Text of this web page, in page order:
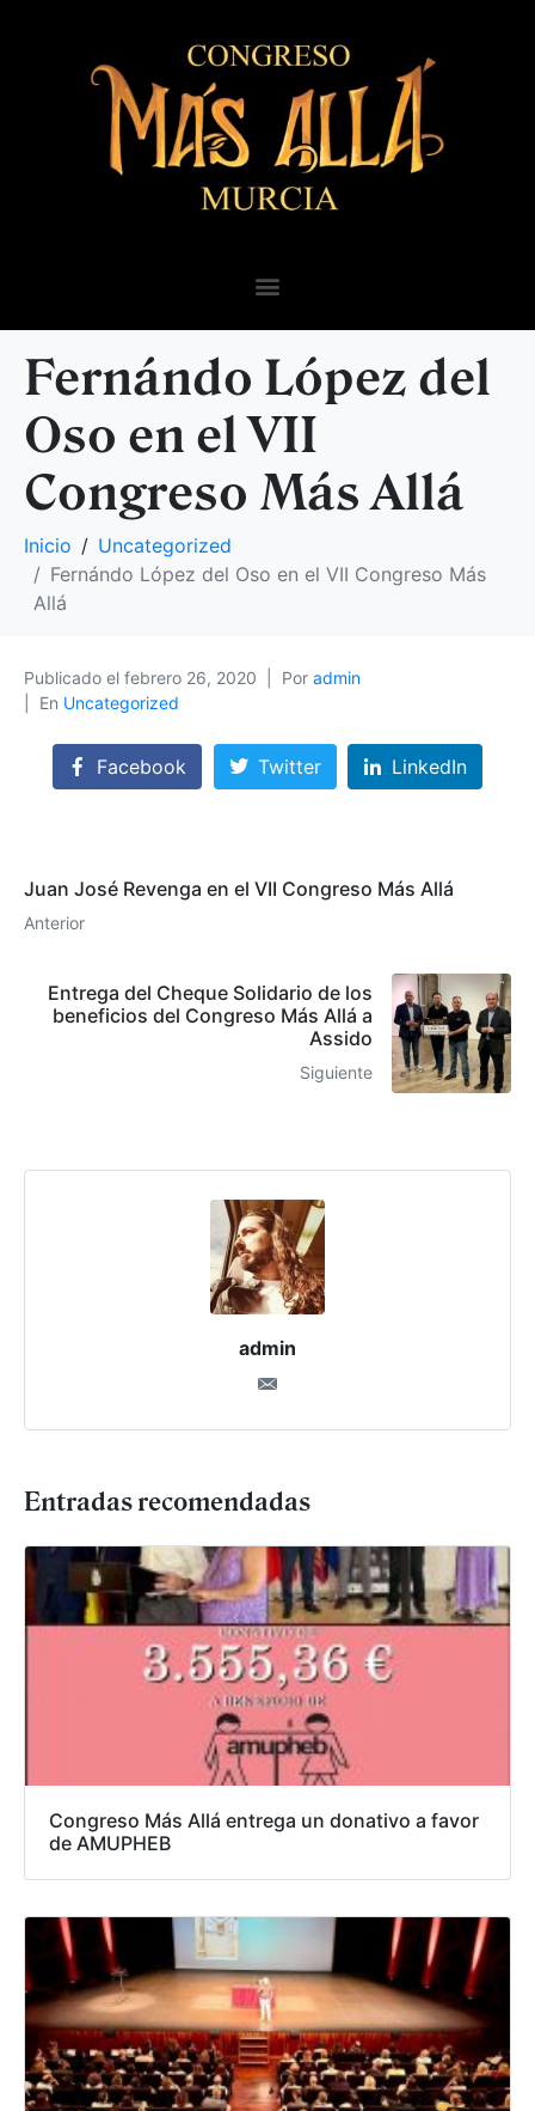
Fernándo López del
Oso en el VII
Congreso Más Allá
Inicio
Uncategorized
Fernándo López del Oso en el VII Congreso Más
Allá
Publicado el febrero 26, 2020 Por admin
En Uncategorized
Facebook Twitter LinkedIn
Juan José Revenga en el VII Congreso Más Allá
Anterior
Entrega del Cheque Solidario de los
beneficios del Congreso Más Allá a
Assido
Siguiente
admin
Entradas recomendadas
Congreso Más Allá entrega un donativo a favor
de AMUPHEB